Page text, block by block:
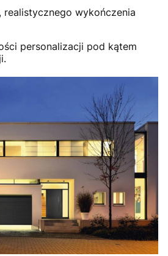
realistycznego wykończenia
personalizacji pod kątem